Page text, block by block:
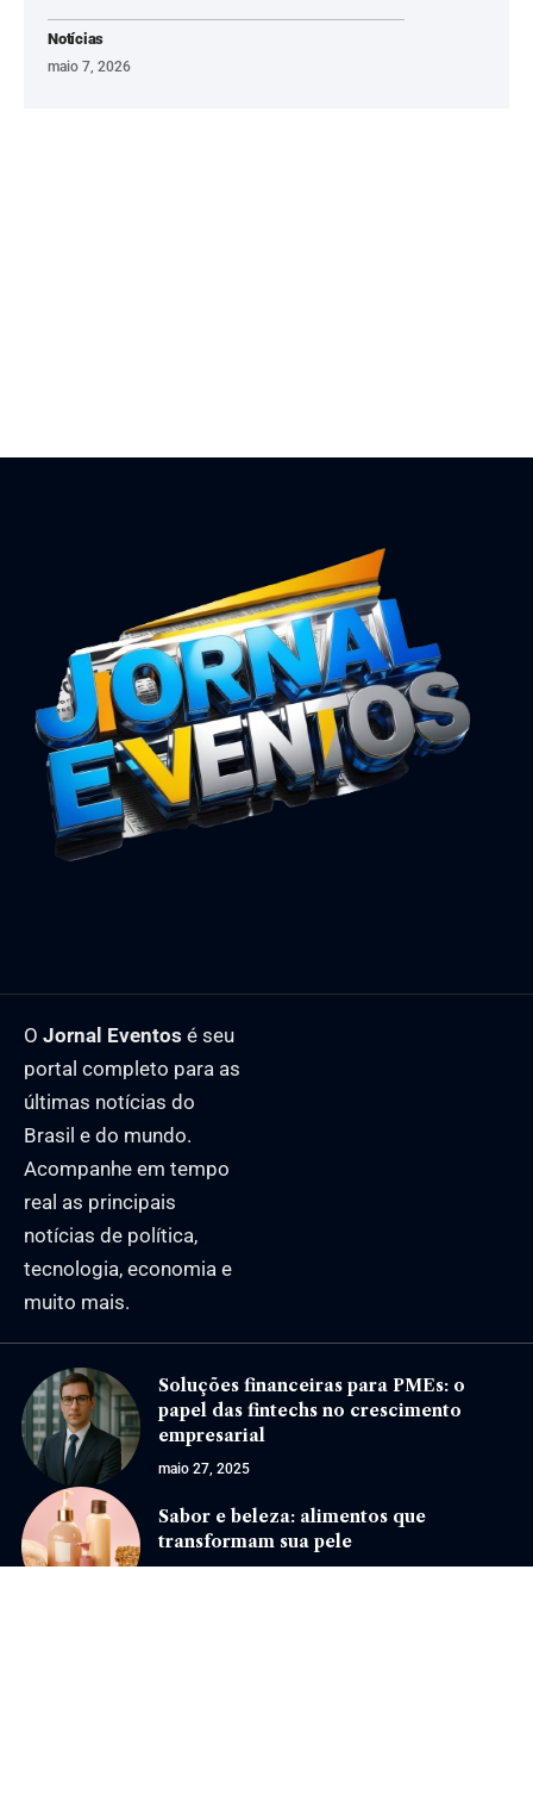
Notícias
maio 7, 2026
O Jornal Eventos é seu
portal completo para as
últimas notícias do
Brasil e do mundo.
Acompanhe em tempo
real as principais
notícias de política,
tecnologia, economia e
muito mais.
Soluções financeiras para PMEs: o
papel das fintechs no crescimento
empresarial
maio 27, 2025
Sabor e beleza: alimentos que
transformam sua pele